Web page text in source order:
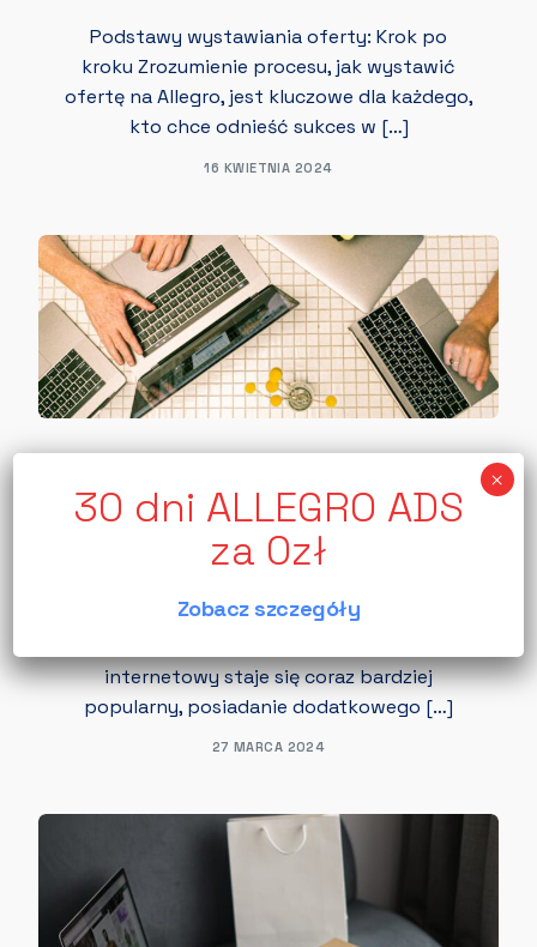
Podstawy wystawiania oferty: Krok po
kroku Zrozumienie procesu, jak wystawić
ofertę na Allegro, jest kluczowe dla każdego,
kto chce odnieść sukces w […]
16 KWIETNIA 2024
Jak zarabiać na programie
partnerskim Allegro Polecam?
Allegro Polecam: Krok po kroku W
internetowy staje się coraz bardziej
popularny, posiadanie dodatkowego […]
27 MARCA 2024
Zobacz szczegóły